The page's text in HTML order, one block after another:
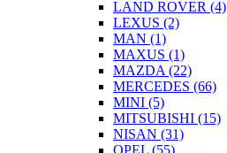
LAND ROVER (4)
LEXUS (2)
MAN (1)
MAXUS (1)
MAZDA (22)
MERCEDES (66)
MINI (5)
MITSUBISHI (15)
NISAN (31)
OPEL (55)